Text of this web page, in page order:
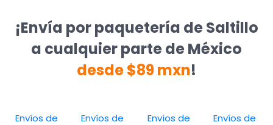
¡Envía por paquetería de Saltillo
a cualquier parte de México
desde $89 mxn!
Envíos de
Envíos de
Envíos de
Envíos de